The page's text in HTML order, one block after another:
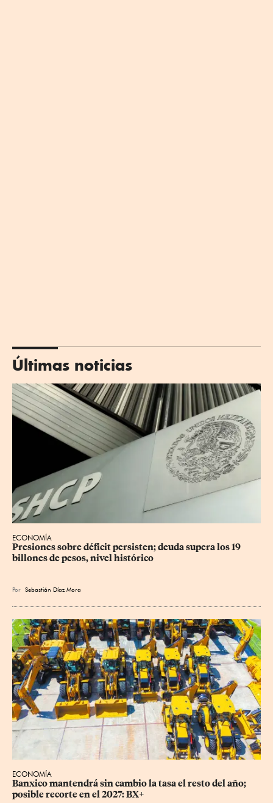
Últimas noticias
ECONOMÍA
Presiones sobre déficit persisten; deuda supera los 19
billones de pesos, nivel histórico
Por Sebastián Díaz Mora
ECONOMÍA
Banxico mantendrá sin cambio la tasa el resto del año;
posible recorte en el 2027: BX+